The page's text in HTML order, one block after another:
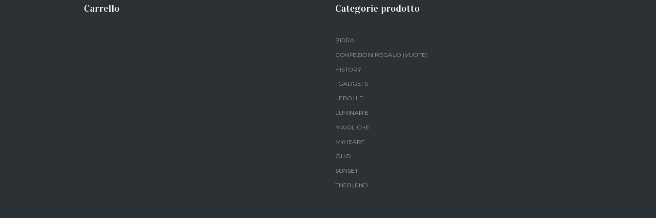
Carrello Categorie prodotto
BIRRA
CONFEZIONI REGALO (VUOTE)
HISTORY
I GADGETS
LEBOLLE
LUMINARIE
MAIOLICHE
MYHEART
OLIO
SUNSET
THEBLEND